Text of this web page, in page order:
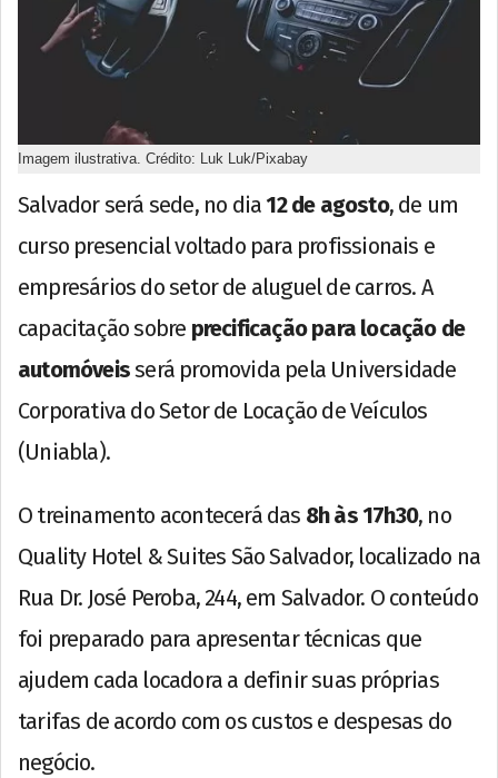
Imagem ilustrativa. Crédito: Luk Luk/Pixabay
Salvador será sede, no dia 12 de agosto, de um
curso presencial voltado para profissionais e
empresários do setor de aluguel de carros. A
capacitação sobre precificação para locação de
automóveisserá promovida pela Universidade
Corporativa do Setor de Locação de Veículos
(Uniabla).
O treinamento acontecerá das 8h às 17h30, no
Quality Hotel & Suites São Salvador, localizado na
Rua Dr. José Peroba, 244, em Salvador. O conteúdo
foi preparado para apresentar técnicas que
ajudem cada locadora a definir suas próprias
tarifas de acordo com os custos e despesas do
negócio.